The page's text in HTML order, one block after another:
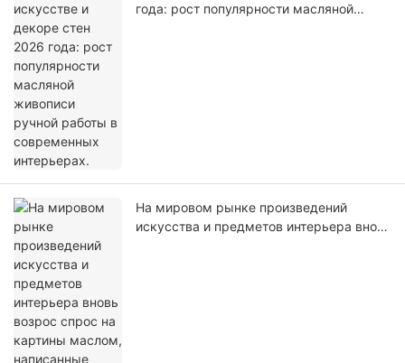
года: рост популярности масляной
На мировом рынке произведений
искусства и предметов интерьера вновь